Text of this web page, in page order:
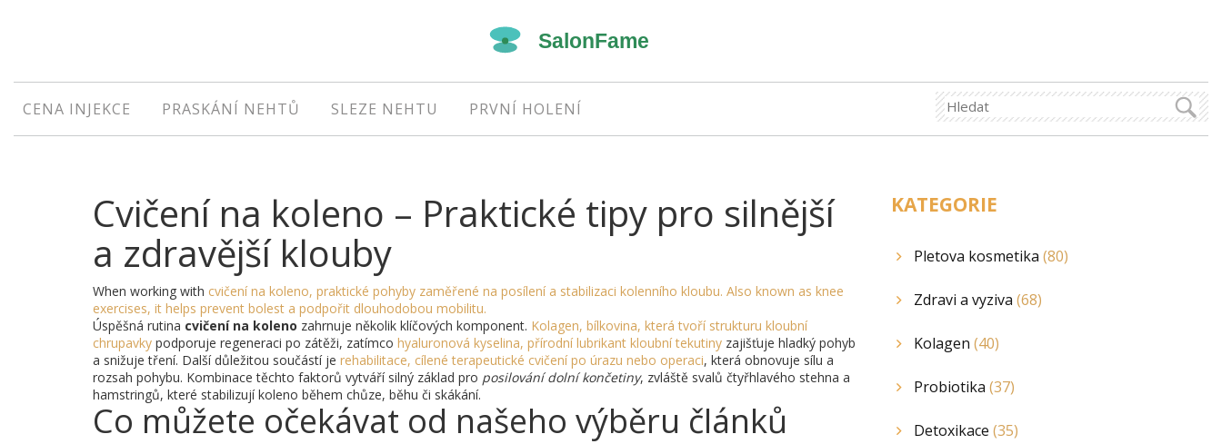
CENA INJEKCE PRASKÁNÍ NEHTŮ SLEZE NEHTU PRVNÍ HOLENÍ
Cvičení na koleno – Praktické tipy pro silnější
a zdravější klouby
When working with cvičení na koleno, praktické pohyby zaměřené na posílení a stabilizaci kolenního kloubu. Also known as knee
exercises, it helps prevent bolest a podpořit dlouhodobou mobilitu.
Úspěšná rutina cvičení na koleno zahrnuje několik klíčových komponent. Kolagen, bílkovina, která tvoří strukturu kloubní
chrupavky podporuje regeneraci po zátěži, zatímco hyaluronová kyselina, přírodní lubrikant kloubní tekutiny zajišťuje hladký pohyb
a snižuje tření. Další důležitou součástí je rehabilitace, cílené terapeutické cvičení po úrazu nebo operaci, která obnovuje sílu a
rozsah pohybu. Kombinace těchto faktorů vytváří silný základ pro posilování dolní končetiny, zvláště svalů čtyřhlavého stehna a
hamstringů, které stabilizují koleno během chůze, běhu či skákání.
Co můžete očekávat od našeho výběru článků
KATEGORIE
Pletova kosmetika (80)
Zdravi a vyziva (68)
Kolagen (40)
Probiotika (37)
Detoxikace (35)